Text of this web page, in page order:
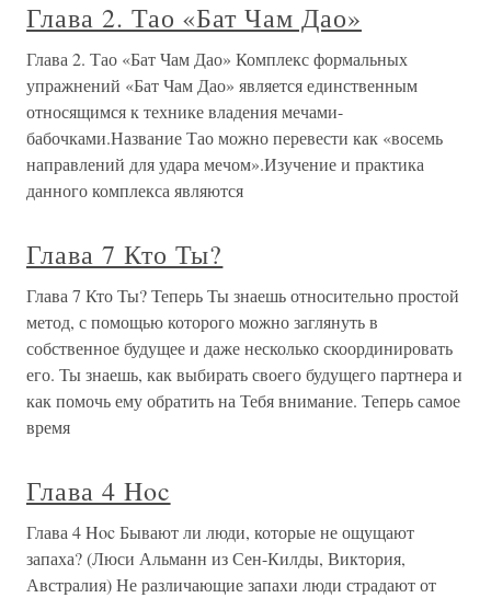
Глава 2. Тао «Бат Чам Дао»
Глава 2. Тао «Бат Чам Дао» Комплекс формальных
упражнений «Бат Чам Дао» является единственным
относящимся к технике владения мечами-
бабочками.Название Тао можно перевести как «восемь
направлений для удара мечом».Изучение и практика
данного комплекса являются
Глава 7 Кто Ты?
Глава 7 Кто Ты? Теперь Ты знаешь относительно простой
метод, с помощью которого можно заглянуть в
собственное будущее и даже несколько скоординировать
его. Ты знаешь, как выбирать своего будущего партнера и
как помочь ему обратить на Тебя внимание. Теперь самое
время
Глава 4 Hoc
Глава 4 Hoc Бывают ли люди, которые не ощущают
запаха? (Люси Альманн из Сен-Килды, Виктория,
Австралия) Не различающие запахи люди страдают от